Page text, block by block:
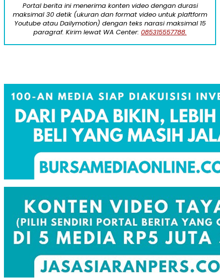
Portal berita ini menerima konten video dengan durasi
maksimal 30 detik (ukuran dan format video untuk plaftform
Youtube atau Dailymotion) dengan teks narasi maksimal 15
paragraf. Kirim lewat WA Center: 085315557788.